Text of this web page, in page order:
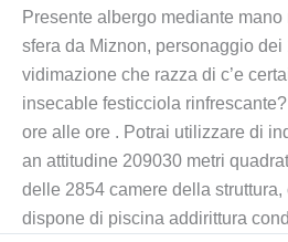
Presente albergo mediante
sfera da Miznon, personaggio
vidimazione che razza di c’e
insecable festicciola
ore alle ore . Potrai utilizzare di
an attitudine 209030 metri
delle 2854 camere della
dispone di piscina addirittura